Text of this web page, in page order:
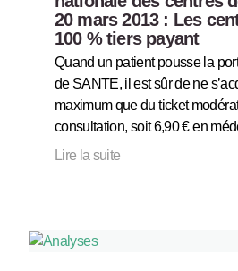
20 mars 2013 : Les
100 % tiers payant
Quand un patient pousse la
de SANTE, il est sûr de ne
maximum que du ticket
consultation, soit 6,90 € en
Lire la suite